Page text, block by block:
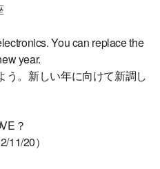
You can replace the
year.
う。新しい年に向けて新調し
？
11/20）